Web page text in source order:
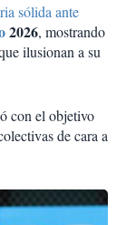
sólida ante
2026, mostrando
ilusionan a su
con el objetivo
de cara a